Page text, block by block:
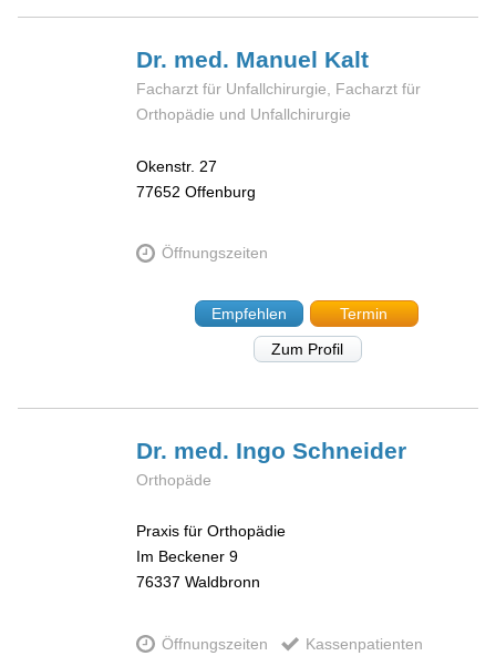
Dr. med. Manuel Kalt
Facharzt für Unfallchirurgie, Facharzt für
Orthopädie und Unfallchirurgie
Okenstr. 27
77652 Offenburg
Öffnungszeiten
Empfehlen
Termin
Zum Profil
Dr. med. IngoSchneider
Orthopäde
Praxis für Orthopädie
Im Beckener 9
76337 Waldbronn
Öffnungszeiten Kassenpatienten